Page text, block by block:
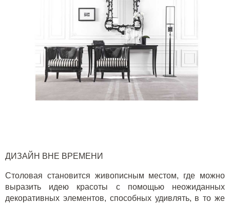
ДИЗАЙН ВНЕ ВРЕМЕНИ
Столовая становится живописным местом, где можно
выразить идею красоты с помощью неожиданных
декоративных элементов, способных удивлять, в то же